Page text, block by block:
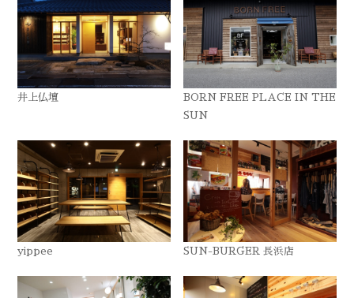
井上仏壇
BORN FREE PLACE IN THE
SUN
yippee SUN-BURGER 長浜店